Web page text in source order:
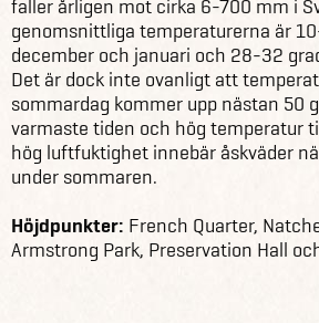
faller årligen mot cirka 6-700 mm i
genomsnittliga temperaturerna är
december och januari och 28-32
Det är dock inte ovanligt att
sommardag kommer upp nästan 50
varmaste tiden och hög temperatur
hög luftfuktighet innebär åskväder
under sommaren.
Höjdpunkter: French Quarter,
Armstrong Park, Preservation Hall